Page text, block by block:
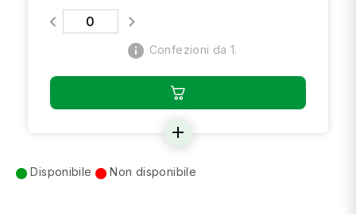
info Confezioni da 1.
add
Disponibile Non disponibile